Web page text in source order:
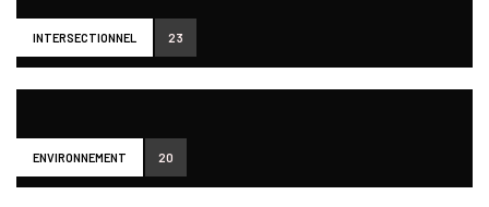
INTERSECTIONNEL 23
ENVIRONNEMENT 20